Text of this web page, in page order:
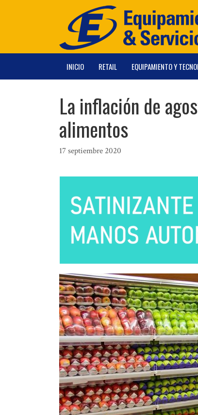
INICIO RETAIL EQUIPAMIENTO Y
La inflación de
alimentos
17 septiembre 2020